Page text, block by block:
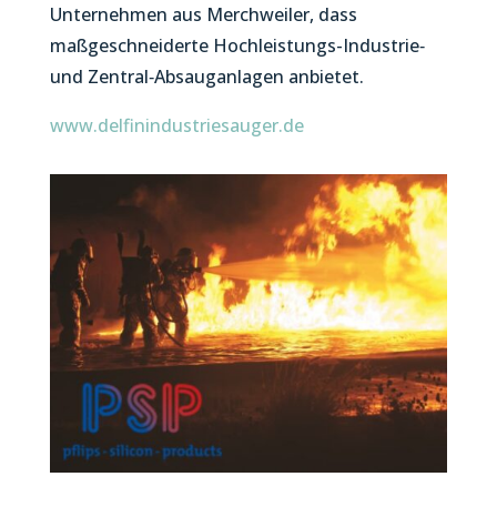
Unternehmen aus Merchweiler, dass
maßgeschneiderte Hochleistungs-Industrie‑
und Zentral‑Absauganlagen anbietet.
www.delfinindustriesauger.de